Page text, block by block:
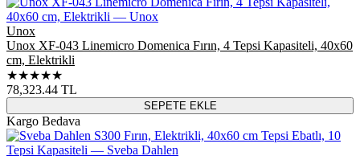
Unox
Unox XF-043 Linemicro Domenica Fırın, 4 Tepsi Kapasiteli, 40x60
cm, Elektrikli
★★★★★
78,323.44 TL
SEPETE EKLE
Kargo Bedava